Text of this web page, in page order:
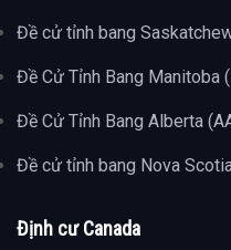
Đề cử tỉnh bang
Đề Cử Tỉnh Bang Manitoba
Đề Cử Tỉnh Bang Alberta
Đề cử tỉnh bang Nova
Định cư Canada